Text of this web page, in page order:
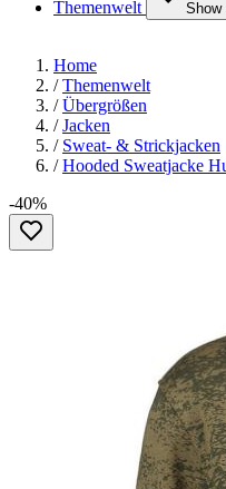
Themenwelt Show
Home
/ Themenwelt
/ Übergrößen
/ Jacken
/ Sweat- & Strickjacken
/ Hooded Sweatjacke
-40%